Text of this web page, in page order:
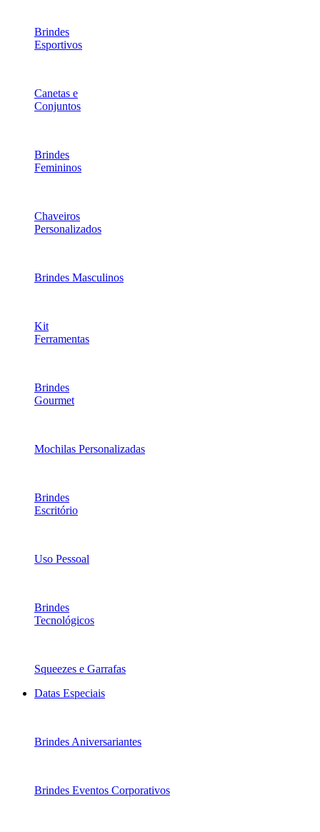
Brindes
Esportivos
Canetas e
Conjuntos
Brindes
Femininos
Chaveiros
Personalizados
Brindes Masculinos
Kit
Ferramentas
Brindes
Gourmet
Mochilas Personalizadas
Brindes
Escritório
Uso Pessoal
Brindes
Tecnológicos
Squeezes e Garrafas
Datas Especiais
Brindes Aniversariantes
Brindes Eventos Corporativos